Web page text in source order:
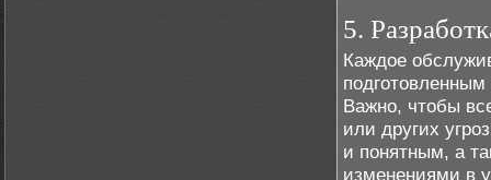
5.
Каждое
Важно, чтобы
или других
и понятным, а
изменениями в